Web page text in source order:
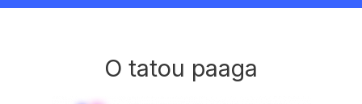
O tatou paaga